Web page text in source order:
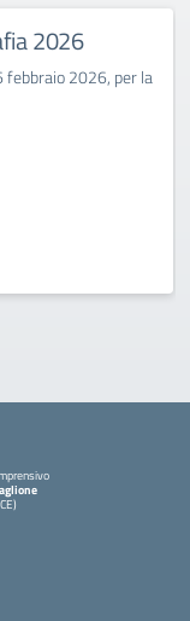
2026
febbraio 2026, per la
iniziale della scuola